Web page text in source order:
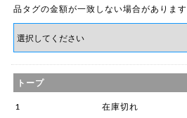
品タグの金額が一致しない場合があります
トープ
1 在庫切れ